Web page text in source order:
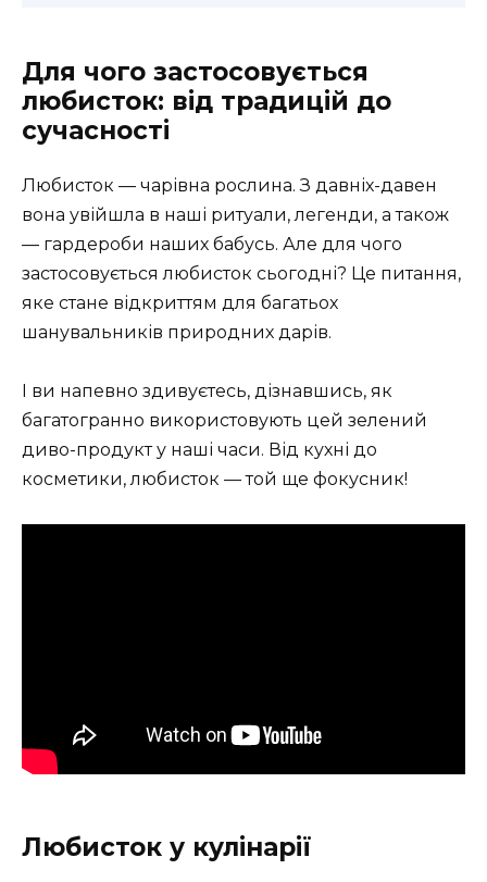
Для чого застосовується
любисток: від традицій до
сучасності
Любисток — чарівна рослина. З давніх-давен
вона увійшла в наші ритуали, легенди, а також
— гардероби наших бабусь. Але для чого
застосовується любисток сьогодні? Це питання,
яке стане відкриттям для багатьох
шанувальників природних дарів.
І ви напевно здивуєтесь, дізнавшись, як
багатогранно використовують цей зелений
диво-продукт у наші часи. Від кухні до
косметики, любисток — той ще фокусник!
Любисток у кулінарії